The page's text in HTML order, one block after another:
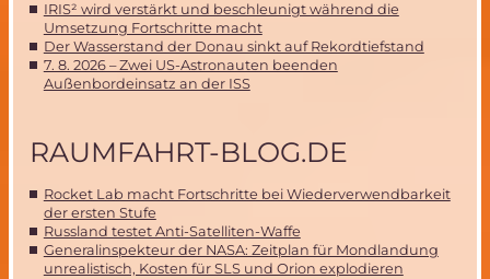
IRIS² wird verstärkt und beschleunigt während die
Umsetzung Fortschritte macht
Der Wasserstand der Donau sinkt auf Rekordtiefstand
7. 8. 2026 – Zwei US-Astronauten beenden
Außenbordeinsatz an der ISS
RAUMFAHRT-BLOG.DE
Rocket Lab macht Fortschritte bei Wiederverwendbarkeit
der ersten Stufe
Russland testet Anti-Satelliten-Waffe
Generalinspekteur der NASA: Zeitplan für Mondlandung
unrealistisch, Kosten für SLS und Orion explodieren